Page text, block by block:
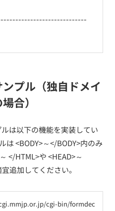
プル（独自ドメイ
合）
は以下の機能を実装してい
は <BODY>～</BODY>内のみ
</HTML>や <HEAD>～
追加してください。
cgi-bin/formdec